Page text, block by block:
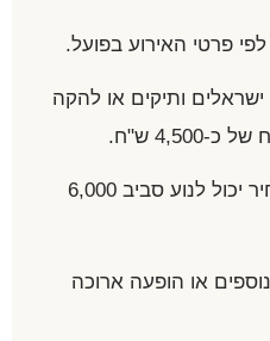
פרטי האירוע בפועל.
ותיקים או להקה
ש"ח.
באירועים גדולים יותר, המחיר יכול לנוע סביב 6,000
או הופעה ארוכה